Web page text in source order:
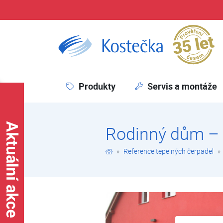
Produkty Servis a montáže
Rodinný dům
Reference tepelných čerpadel